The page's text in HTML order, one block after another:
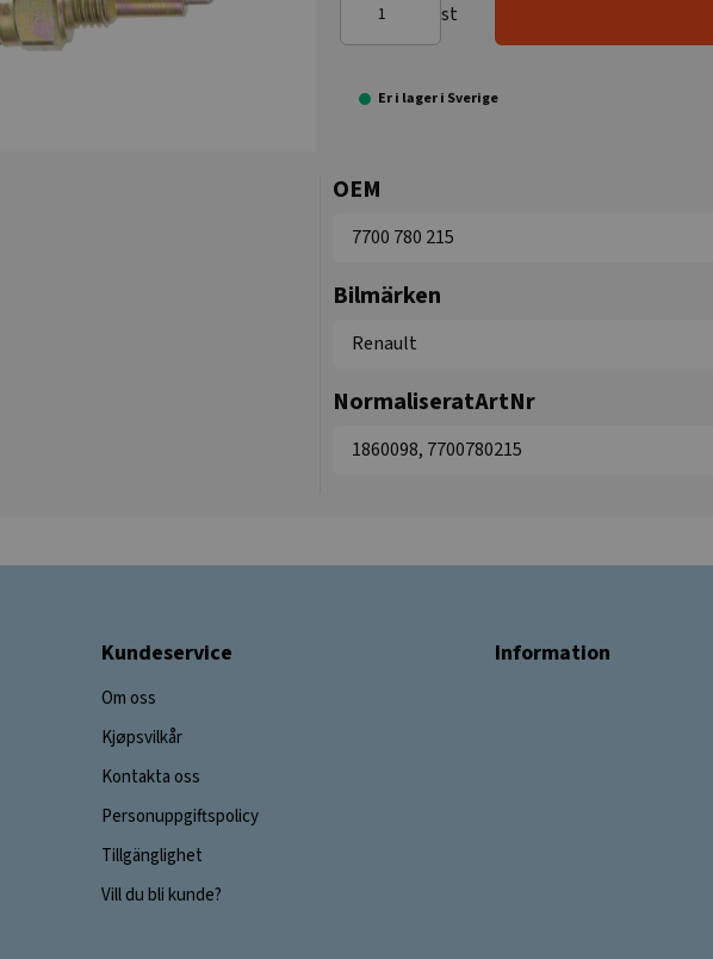
st
Er i lager i Sverige
OEM
7700 780 215
Bilmärken
Renault
NormaliseratArtNr
1860098, 7700780215
Kundeservice
Om oss
Kjøpsvilkår
Kontakta oss
Personuppgiftspolicy
Tillgänglighet
Vill du bli kunde?
Information